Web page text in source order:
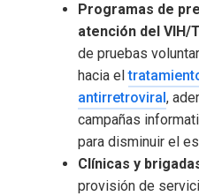
Programas de
atención del VIH/
de pruebas
hacia el
antirretroviral ,
campañas
para disminuir el
Clínicas y
provisión de